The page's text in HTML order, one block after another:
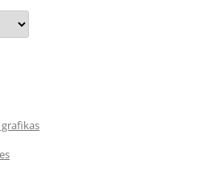
grafikas